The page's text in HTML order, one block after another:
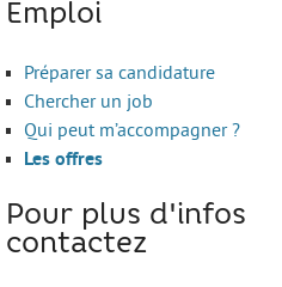
Emploi
Préparer sa candidature
Chercher un job
Qui peut m’accompagner ?
Les offres
Pour plus d'infos
contactez